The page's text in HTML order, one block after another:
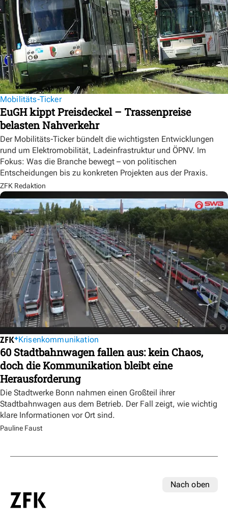
Mobilitäts-Ticker
EuGH kippt Preisdeckel – Trassenpreise
belasten Nahverkehr
Der Mobilitäts-Ticker bündelt die wichtigsten Entwicklungen
rund um Elektromobilität, Ladeinfrastruktur und ÖPNV. Im
Fokus: Was die Branche bewegt – von politischen
Entscheidungen bis zu konkreten Projekten aus der Praxis.
ZFK Redaktion
Krisenkommunikation
60 Stadtbahnwagen fallen aus: kein Chaos,
doch die Kommunikation bleibt eine
Herausforderung
Die Stadtwerke Bonn nahmen einen Großteil ihrer
Stadtbahnwagen aus dem Betrieb. Der Fall zeigt, wie wichtig
klare Informationen vor Ort sind.
Pauline Faust
Nach oben